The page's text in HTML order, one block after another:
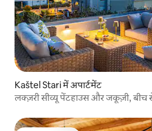
Kaštel Stari में अपार्टमेंट
लक्ज़री सीव्यू पेंटहाउस और जकूज़ी, बीच